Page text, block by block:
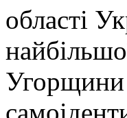
області
Угорщини